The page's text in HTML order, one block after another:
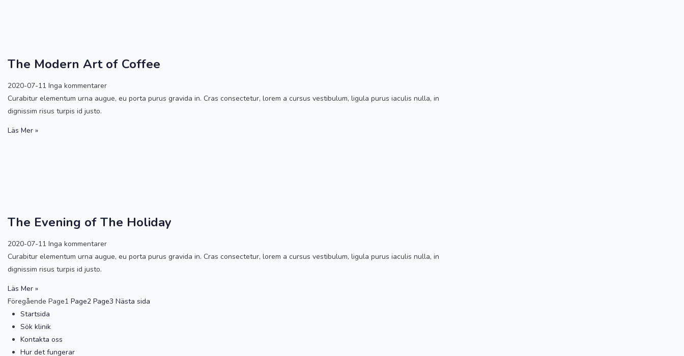
The Modern Art of Coffee
2020-07-11 Inga kommentarer
Curabitur elementum urna augue, eu porta purus gravida in. Cras consectetur, lorem a cursus vestibulum, ligula purus iaculis nulla, in
dignissim risus turpis id justo.
Läs Mer »
The Evening of The Holiday
2020-07-11 Inga kommentarer
Curabitur elementum urna augue, eu porta purus gravida in. Cras consectetur, lorem a cursus vestibulum, ligula purus iaculis nulla, in
dignissim risus turpis id justo.
Läs Mer »
Föregående Page1 Page2 Page3 Nästa sida
Startsida
Sök klinik
Kontakta oss
Hur det fungerar